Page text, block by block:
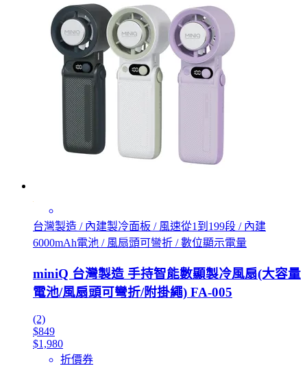
台灣製造 / 內建製冷面板 / 風速從1到199段 / 內建
6000mAh電池 / 風扇頭可彎折 / 數位顯示電量
miniQ 台灣製造 手持智能數顯製冷風扇(大容量
電池/風扇頭可彎折/附掛繩) FA-005
(2)
$849
$1,980
折價券